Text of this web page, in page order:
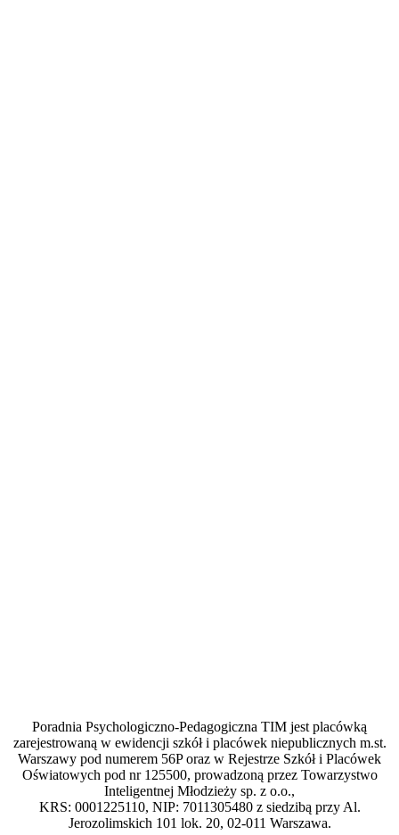
Poradnia Psychologiczno-Pedagogiczna TIM jest placówką
zarejestrowaną w ewidencji szkół i placówek niepublicznych m.st.
Warszawy pod numerem 56P oraz w Rejestrze Szkół i Placówek
Oświatowych pod nr 125500, prowadzoną przez Towarzystwo
Inteligentnej Młodzieży sp. z o.o.,
KRS: 0001225110, NIP: 7011305480 z siedzibą przy Al.
Jerozolimskich 101 lok. 20, 02-011 Warszawa.